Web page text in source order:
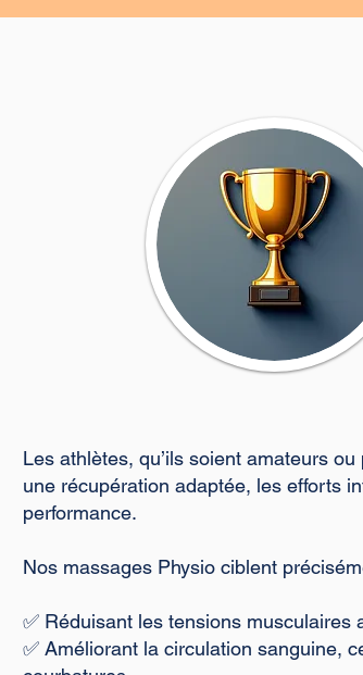
Les athlètes, qu’ils soient amateurs
une récupération adaptée, les efforts
performance.
Nos massages Physio ciblent
✅ Réduisant les tensions
✅ Améliorant la circulation sanguine,